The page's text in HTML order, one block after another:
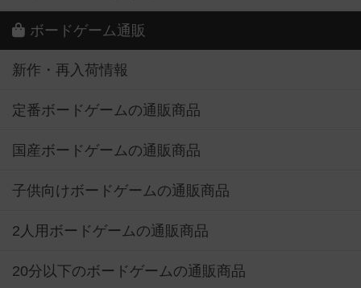
ボードゲーム通販
新作・再入荷情報
定番ボードゲームの通販商品
国産ボードゲームの通販商品
子供向けボードゲームの通販商品
2人用ボードゲームの通販商品
20分以下のボードゲームの通販商品